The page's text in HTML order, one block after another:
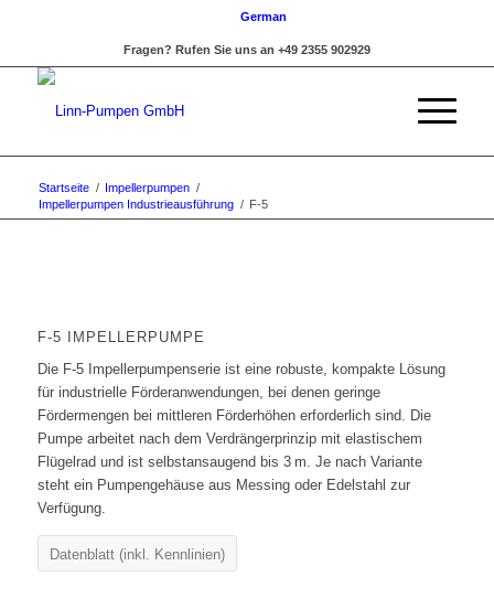
German
Fragen? Rufen Sie uns an +49 2355 902929
Startseite / Impellerpumpen /
Impellerpumpen Industrieausführung / F-5
F-5 IMPELLERPUMPE
Die F-5 Impellerpumpenserie ist eine robuste, kompakte Lösung
für industrielle Förderanwendungen, bei denen geringe
Fördermengen bei mittleren Förderhöhen erforderlich sind. Die
Pumpe arbeitet nach dem Verdrängerprinzip mit elastischem
Flügelrad und ist selbstansaugend bis 3 m. Je nach Variante
steht ein Pumpengehäuse aus Messing oder Edelstahl zur
Verfügung.
Datenblatt (inkl. Kennlinien)